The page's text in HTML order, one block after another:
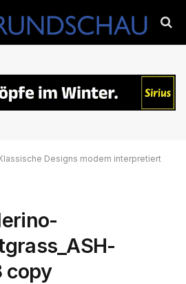
Designs modern interpretiert
copy